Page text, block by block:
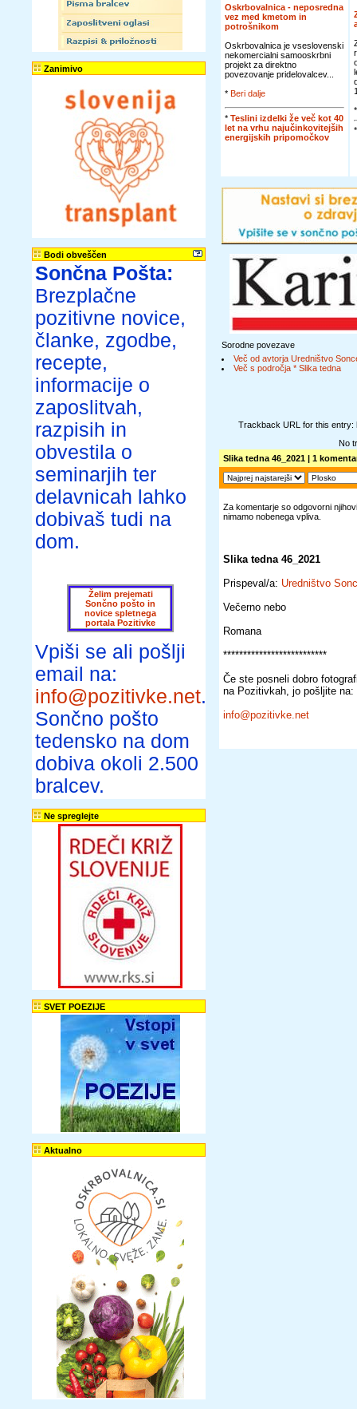
Zanimivo
Bodi obveščen
Sončna Pošta:
Brezplačne
pozitivne novice,
članke, zgodbe,
recepte,
informacije o
zaposlitvah,
razpisih in
obvestila o
seminarjih ter
delavnicah lahko
dobivaš tudi na
dom.
Želim prejemati
Sončno pošto in
novice spletnega
portala Pozitivke
Vpiši se ali pošlji
email na:
info@pozitivke.net.
Sončno pošto
tedensko na dom
dobiva okoli 2.500
bralcev.
Ne spreglejte
SVET POEZIJE
Aktualno
Oskrbovalnica - neposredna
vez med kmetom in
potrošnikom
Oskrbovalnica je vseslovenski
nekomercialni samooskrbni
projekt za direktno
povezovanje pridelovalcev...
* Beri dalje
* Teslini izdelki že več kot 40
let na vrhu najučinkovitejših
energijskih pripomočkov
Sorodne povezave
Več od avtorja Uredništvo
Več s področja * Slika tedna
Trackback URL for this entry:
No
Slika tedna 46_2021 | 1
Za komentarje so odgovorni
nimamo nobenega vpliva.
Slika tedna 46_2021
Prispeval/a: Uredništvo
Večerno nebo
Romana
**************************
Če ste posneli dobro
na Pozitivkah, jo pošljite na:
info@pozitivke.net